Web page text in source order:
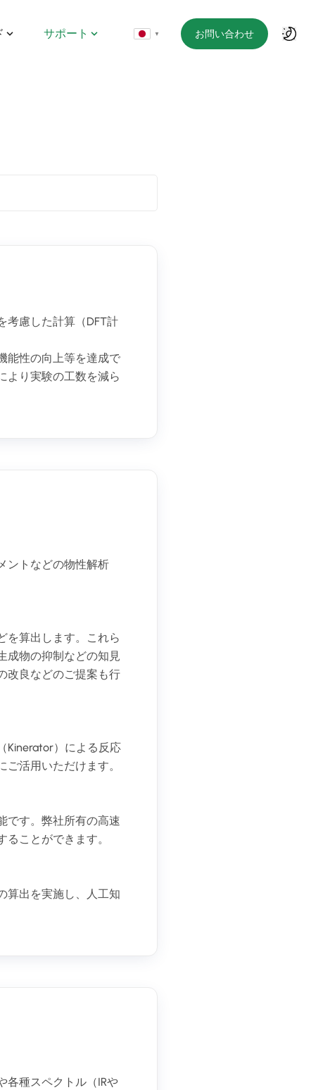
サポート ▼ お問い合わせ
考慮した計算（DFT計
能性の向上等を達成で
より実験の工数を減ら
ントなどの物性解析
を算出します。これら
成物の抑制などの知見
改良などのご提案も行
Kinerator）による反応
活用いただけます。
です。弊社所有の高速
ことができます。
算出を実施し、人工知
各種スペクトル（IRや